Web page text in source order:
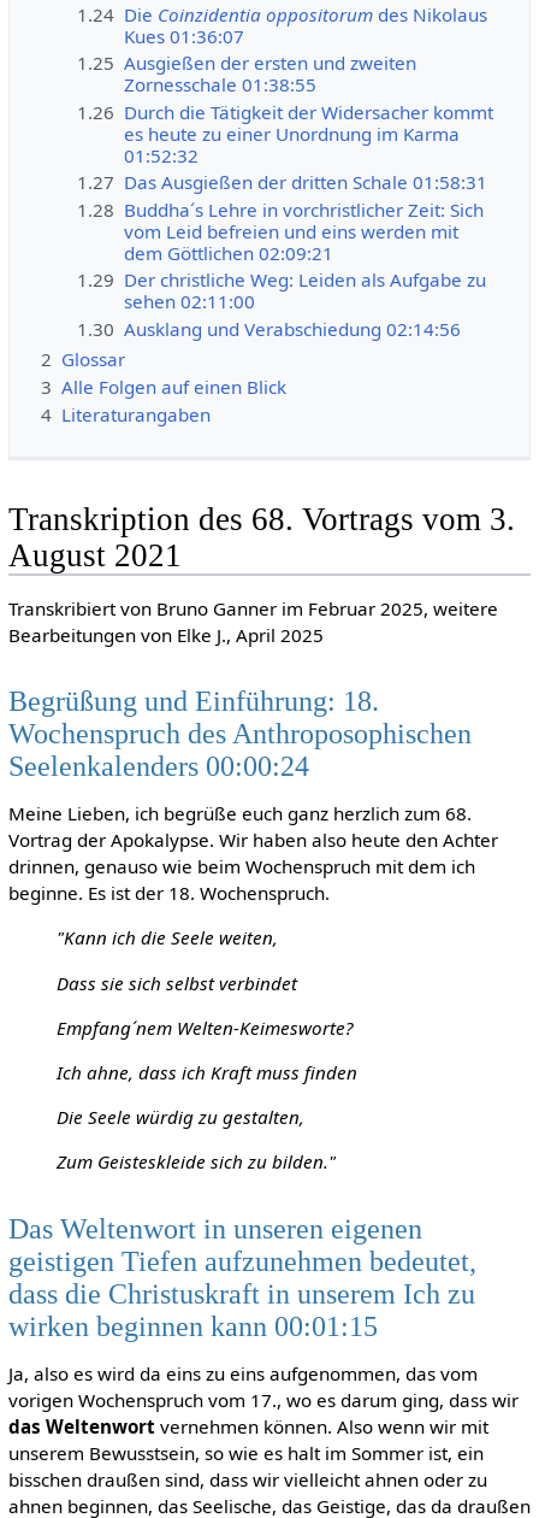
1.24 Die Coinzidentia oppositorum des Nikolaus
Kues 01:36:07
1.25 Ausgießen der ersten und zweiten
Zornesschale 01:38:55
1.26 Durch die Tätigkeit der Widersacher kommt
es heute zu einer Unordnung im Karma
01:52:32
1.27 Das Ausgießen der dritten Schale 01:58:31
1.28 Buddha´s Lehre in vorchristlicher Zeit: Sich
vom Leid befreien und eins werden mit
dem Göttlichen 02:09:21
1.29 Der christliche Weg: Leiden als Aufgabe zu
sehen 02:11:00
1.30 Ausklang und Verabschiedung 02:14:56
2 Glossar
3 Alle Folgen auf einen Blick
4 Literaturangaben
Transkription des 68. Vortrags vom 3.
August 2021
Transkribiert von Bruno Ganner im Februar 2025, weitere
Bearbeitungen von Elke J., April 2025
Begrüßung und Einführung: 18.
Wochenspruch des Anthroposophischen
Seelenkalenders 00:00:24
Meine Lieben, ich begrüße euch ganz herzlich zum 68.
Vortrag der Apokalypse. Wir haben also heute den Achter
drinnen, genauso wie beim Wochenspruch mit dem ich
beginne. Es ist der 18. Wochenspruch.
"Kann ich die Seele weiten,
Dass sie sich selbst verbindet
Empfang´nem Welten-Keimesworte?
Ich ahne, dass ich Kraft muss finden
Die Seele würdig zu gestalten,
Zum Geisteskleide sich zu bilden."
Das Weltenwort in unseren eigenen
geistigen Tiefen aufzunehmen bedeutet,
dass die Christuskraft in unserem Ich zu
wirken beginnen kann 00:01:15
Ja, also es wird da eins zu eins aufgenommen, das vom
vorigen Wochenspruch vom 17., wo es darum ging, dass wir
das Weltenwortvernehmen können. Also wenn wir mit
unserem Bewusstsein, so wie es halt im Sommer ist, ein
bisschen draußen sind, dass wir vielleicht ahnen oder zu
ahnen beginnen, das Seelische, das Geistige, das da draußen